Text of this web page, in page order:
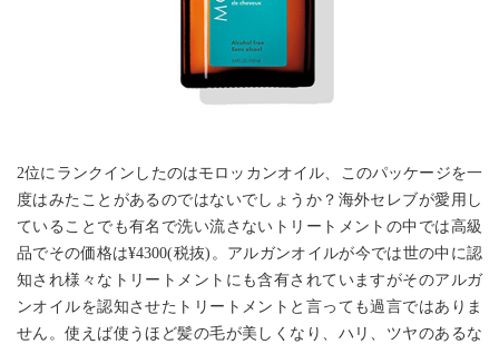
2位にランクインしたのはモロッカンオイル、このパッケージを一
度はみたことがあるのではないでしょうか？海外セレブが愛用し
ていることでも有名で洗い流さないトリートメントの中では高級
品でその価格は¥4300(税抜)。アルガンオイルが今では世の中に認
知され様々なトリートメントにも含有されていますがそのアルガ
ンオイルを認知させたトリートメントと言っても過言ではありま
せん。使えば使うほど髪の毛が美しくなり、ハリ、ツヤのあるな